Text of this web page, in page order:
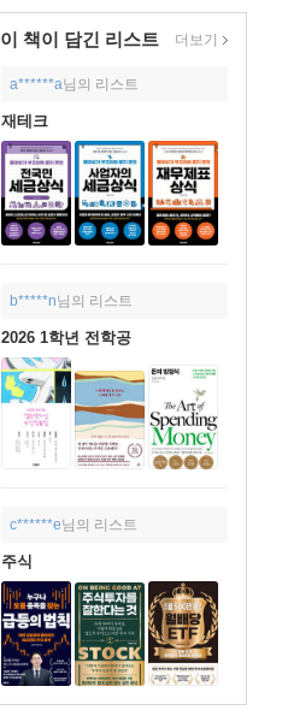
이 책이 담긴 리스트 더보기
a******a님의 리스트
재테크
b*****n님의 리스트
2026 1학년 전학공
c******e님의 리스트
주식